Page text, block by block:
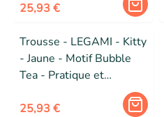
résistante
25,93 €
Trousse - LEGAMI - Kitty
- Jaune - Motif Bubble
Tea - Pratique et
25,93 €